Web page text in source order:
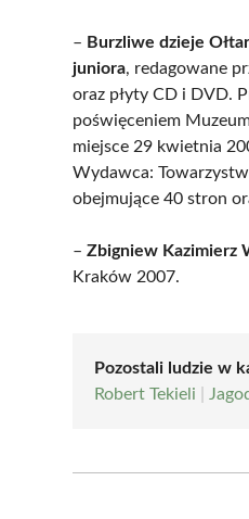
– Burzliwe dzieje
juniora, redagowane
oraz płyty CD i DVD.
poświęceniem
miejsce 29 kwietnia
Wydawca:
obejmujące 40 stron
–Zbigniew Kazimierz
Kraków 2007.
Pozostali ludzie w
Robert Tekieli